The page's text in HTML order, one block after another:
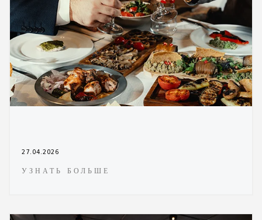
27.04.2026
УЗНАТЬ БОЛЬШЕ